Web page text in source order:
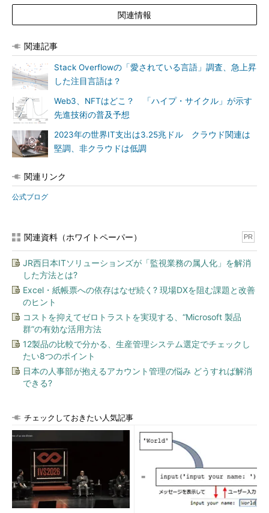
関連情報
関連記事
Stack Overflowの「愛されている言語」調査、急上昇
した注目言語は？
Web3、NFTはどこ？ 「ハイプ・サイクル」が示す
先進技術の普及予想
2023年の世界IT支出は3.25兆ドル クラウド関連は
堅調、非クラウドは低調
関連リンク
公式ブログ
関連資料（ホワイトペーパー） PR
JR西日本ITソリューションズが「監視業務の属人化」を解消
した方法とは?
Excel・紙帳票への依存はなぜ続く? 現場DXを阻む課題と改善
のヒント
コストを抑えてゼロトラストを実現する、“Microsoft 製品
群”の有効な活用方法
12製品の比較で分かる、生産管理システム選定でチェックし
たい8つのポイント
日本の人事部が抱えるアカウント管理の悩み どうすれば解消
できる?
チェックしておきたい人気記事